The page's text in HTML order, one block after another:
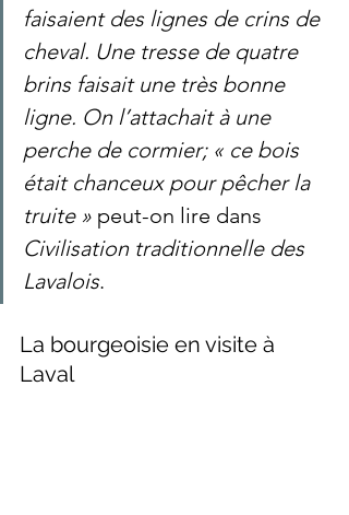
faisaient des lignes de crins de
cheval. Une tresse de quatre
brins faisait une très bonne
ligne. On l’attachait à une
perche de cormier; « ce bois
était chanceux pour pêcher la
truite » peut-on lire dans
Civilisation traditionnelle des
Lavalois.
La bourgeoisie en visite à
Laval